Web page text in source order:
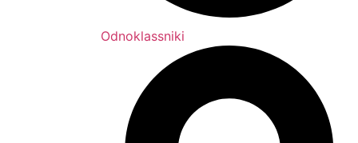
Odnoklassniki